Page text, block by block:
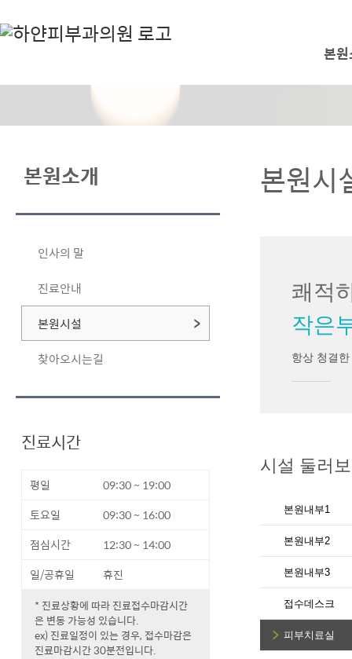
본
본원소개
인사의 말
진료안내
본원시설
찾아오시는길
진료시간
평일
09:30 ~ 19:00
토요일
09:30 ~ 16:00
점심시간
12:30 ~ 14:00
일/공휴일
휴진
* 진료상황에 따라 진료접수마감시간
은 변동 가능성 있습니다.
ex) 진료일정이 있는 경우, 접수마감은
진료마감시간 30분전입니다.
본원시
쾌적
작은
항상 청결
시설 둘러
본원내부1
본원내부2
본원내부3
접수데스크
피부치료실